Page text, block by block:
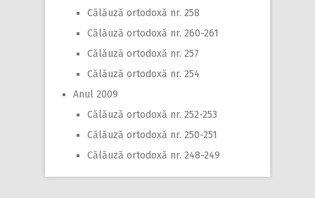
Călăuză ortodoxă nr. 258
Călăuză ortodoxă nr. 260-261
Călăuză ortodoxă nr. 257
Călăuză ortodoxă nr. 254
Anul 2009
Călăuză ortodoxă nr. 252-253
Călăuză ortodoxă nr. 250-251
Călăuză ortodoxă nr. 248-249